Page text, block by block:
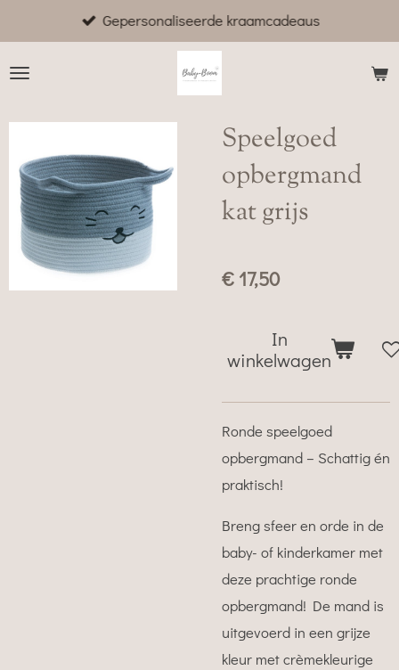
direct
naar
hoofdinhoud
Gepersonaliseerde kraamcadeaus
Speelgoed
opbergmand
kat grijs
€ 17,50
In
winkelwagen
Ronde speelgoed
opbergmand – Schattig én
praktisch!
Breng sfeer en orde in de
baby- of kinderkamer met
deze prachtige ronde
opbergmand! De mand is
uitgevoerd in een grijze
kleur met crèmekleurige